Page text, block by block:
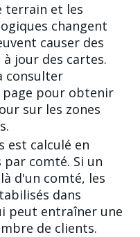
terrain et les
changent
causer des
jour des cartes.
consulter
pour obtenir
sur les zones
est calculé en
comté. Si un
d'un comté, les
dans
peut entraîner une
de clients.